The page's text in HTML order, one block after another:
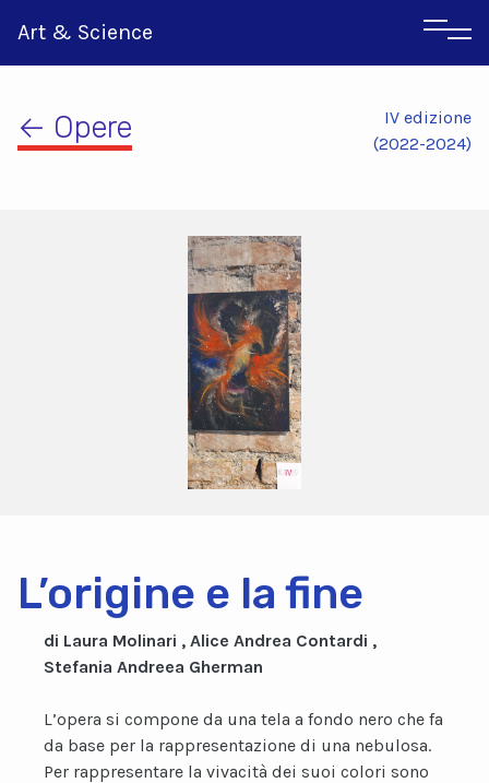
Art & Science
← Opere
IV edizione
(2022-2024)
L’origine e la fine
di Laura Molinari , Alice Andrea Contardi ,
Stefania Andreea Gherman
L’opera si compone da una tela a fondo nero che fa
da base per la rappresentazione di una nebulosa.
Per rappresentare la vivacità dei suoi colori sono